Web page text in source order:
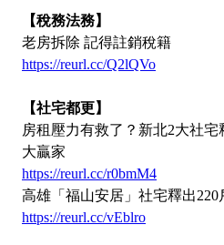
【稅務法務】
老房拆除 記得註銷稅籍
https://reurl.cc/Q2lQVo
【社宅都更】
房租壓力有救了？新北2大社
大贏家
https://reurl.cc/r0bmM4
高雄「福山安居」社宅釋出220
https://reurl.cc/vEblro